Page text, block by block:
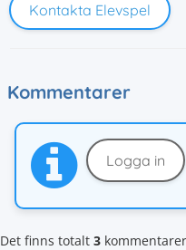
Kontakta Elevspel
Kommentarer
Logga in
Det finns totalt 3